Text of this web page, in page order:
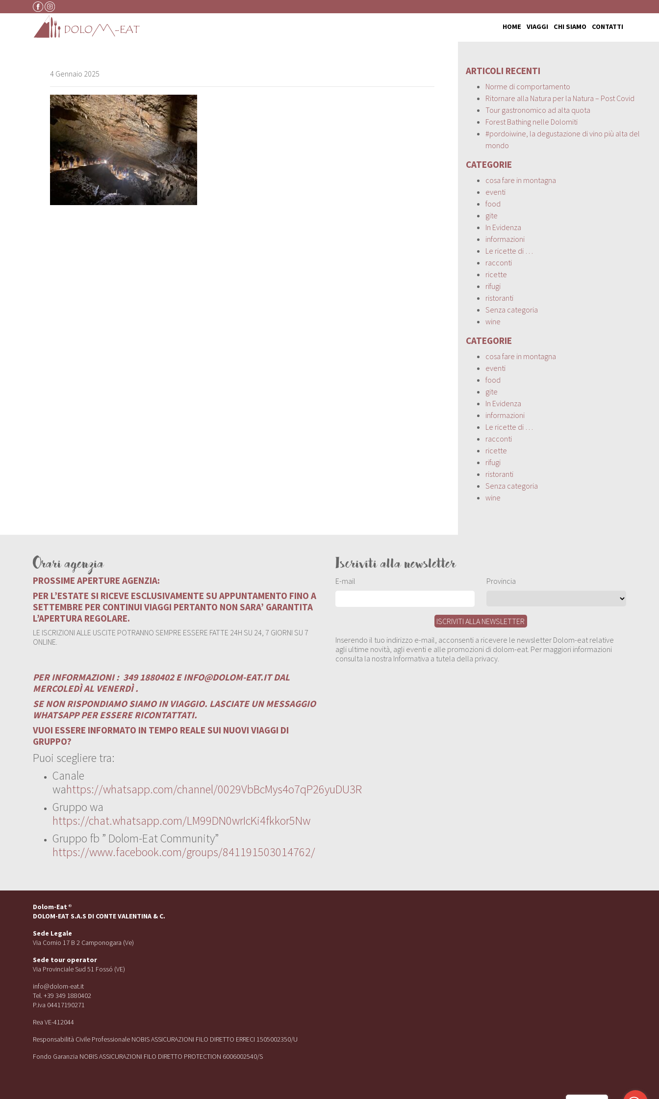
Vai al contenuto
HOME VIAGGI CHI SIAMO CONTATTI
4 Gennaio 2025 ARTICOLI RECENTI
Norme di comportamento
Ritornare alla Natura per la Natura – Post Covid
Tour gastronomico ad alta quota
Forest Bathing nelle Dolomiti
#pordoiwine, la degustazione di vino più alta del
mondo
CATEGORIE
cosa fare in montagna
eventi
food
gite
In Evidenza
informazioni
Le ricette di …
racconti
ricette
rifugi
ristoranti
Senza categoria
wine
CATEGORIE
cosa fare in montagna
eventi
food
gite
In Evidenza
informazioni
Le ricette di …
racconti
ricette
rifugi
ristoranti
Senza categoria
wine
Orari agenzia
PROSSIME APERTURE AGENZIA:
PER L’ESTATE SI RICEVE ESCLUSIVAMENTE SU APPUNTAMENTO FINO A
SETTEMBRE PER CONTINUI VIAGGI PERTANTO NON SARA’ GARANTITA
L’APERTURA REGOLARE.
LE ISCRIZIONI ALLE USCITE POTRANNO SEMPRE ESSERE FATTE 24H SU 24, 7 GIORNI SU 7
ONLINE.
PER INFORMAZIONI : 349 1880402 EINFO@DOLOM-EAT.ITDAL
MERCOLEDÌ AL VENERDÌ .
SE NON RISPONDIAMO SIAMO IN VIAGGIO. LASCIATE UN MESSAGGIO
WHATSAPP PER ESSERE RICONTATTATI.
VUOI ESSERE INFORMATO IN TEMPO REALE SUI NUOVI VIAGGI DI
GRUPPO?
Puoi scegliere tra:
Canale
wahttps://whatsapp.com/channel/0029VbBcMys4o7qP26yuDU3R
Gruppo wa
https://chat.whatsapp.com/LM99DN0wrIcKi4fkkor5Nw
Gruppo fb ” Dolom-Eat Community”
https://www.facebook.com/groups/841191503014762/
Iscriviti alla newsletter
E-mail Provincia
Inserendo il tuo indirizzo e-mail, acconsenti a ricevere le newsletter Dolom-eat relative
agli ultime novità, agli eventi e alle promozioni di dolom-eat. Per maggiori informazioni
consulta la nostra Informativa a tutela della privacy.
Dolom-Eat ®
DOLOM-EAT S.A.S DI CONTE VALENTINA & C.
Sede Legale
Via Cornio 17 B 2 Camponogara (Ve)
Sede tour operator
Via Provinciale Sud 51 Fossó (VE)
info@dolom-eat.it
Tel. +39 349 1880402
P.iva 04417190271
Rea VE-412044
Responsabilità Civile Professionale NOBIS ASSICURAZIONI FILO DIRETTO ERRECI 1505002350/U
Fondo Garanzia NOBIS ASSICURAZIONI FILO DIRETTO PROTECTION 6006002540/S